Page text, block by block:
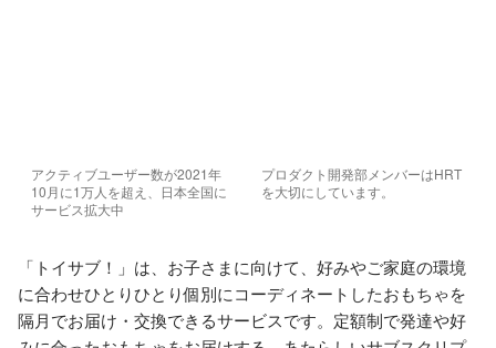
アクティブユーザー数が2021年
10月に1万人を超え、日本全国に
サービス拡大中
プロダクト開発部メンバーはHRT
を大切にしています。
「トイサブ！」は、お子さまに向けて、好みやご家庭の環境
に合わせひとりひとり個別にコーディネートしたおもちゃを
隔月でお届け・交換できるサービスです。定額制で発達や好